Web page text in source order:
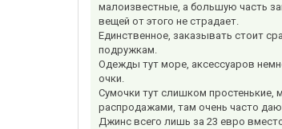
малоизвестные, а большую часть
вещей от этого не страдает.
Единственное, заказывать стоит
подружкам.
Одежды тут море, аксессуаров
очки.
Сумочки тут слишком простенькие,
распродажами, там очень часто
Джинс всего лишь за 23 евро